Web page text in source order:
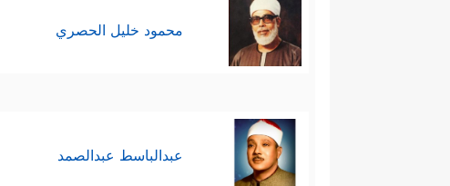
محمود خليل الحصري
عبدالباسط عبدالصمد